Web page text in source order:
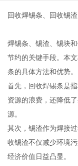
回收焊锡条、回收锡
焊锡条、锡渣、锡块
节约的关键手段。本
条的具体方法和优势。
首先，回收焊锡条是
资源的浪费，还降低
源。
其次，锡渣作为焊接
收锡渣不仅减少环境
经济价值日益凸显。